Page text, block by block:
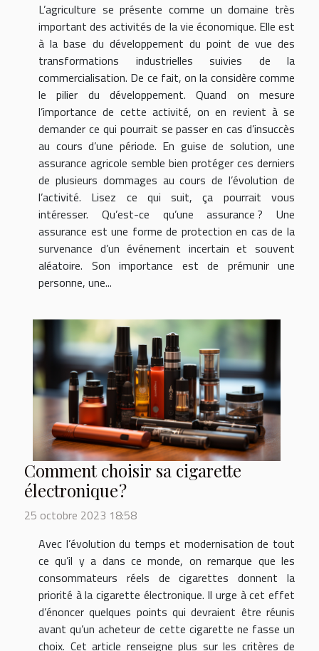
L’agriculture se présente comme un domaine très
important des activités de la vie économique. Elle est
à la base du développement du point de vue des
transformations industrielles suivies de la
commercialisation. De ce fait, on la considère comme
le pilier du développement. Quand on mesure
l’importance de cette activité, on en revient à se
demander ce qui pourrait se passer en cas d’insuccès
au cours d’une période. En guise de solution, une
assurance agricole semble bien protéger ces derniers
de plusieurs dommages au cours de l’évolution de
l’activité. Lisez ce qui suit, ça pourrait vous
intéresser. Qu’est-ce qu’une assurance ? Une
assurance est une forme de protection en cas de la
survenance d’un événement incertain et souvent
aléatoire. Son importance est de prémunir une
personne, une...
Comment choisir sa cigarette
électronique ?
25 octobre 2023 18:58
Avec l’évolution du temps et modernisation de tout
ce qu’il y a dans ce monde, on remarque que les
consommateurs réels de cigarettes donnent la
priorité à la cigarette électronique. Il urge à cet effet
d’énoncer quelques points qui devraient être réunis
avant qu’un acheteur de cette cigarette ne fasse un
choix. Cet article renseigne plus sur les critères de